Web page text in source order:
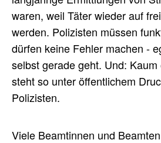
waren, weil Täter wieder auf
werden. Polizisten müssen
dürfen keine Fehler machen -
selbst gerade geht. Und:
steht so unter öffentlichem
Polizisten.
Viele Beamtinnen und